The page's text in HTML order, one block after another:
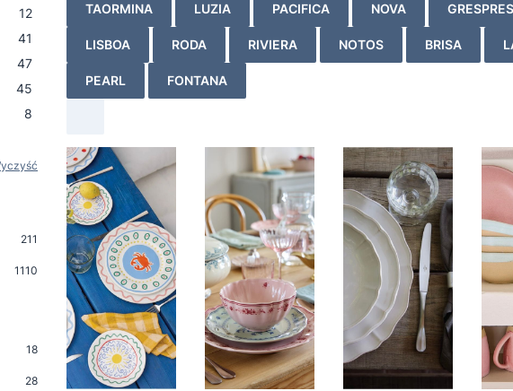
12
41
47
45
8
211
1110
18
28
TAORMINA LUZIA PACIFICA NOVA
LISBOA RODA RIVIERA NOTOS BRISA
PEARL FONTANA